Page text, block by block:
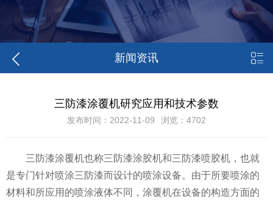
 新闻资讯 
三防漆涂覆机研究应用和技术参数
发布时间：2022-11-09 浏览：4702
三防漆涂覆机也称三防漆涂胶机和三防漆喷胶机，也就
是专门针对喷涂三防漆而设计的喷涂设备。由于所要喷涂的
材料和所应用的喷涂液体不同，涂覆机在设备的构造方面的